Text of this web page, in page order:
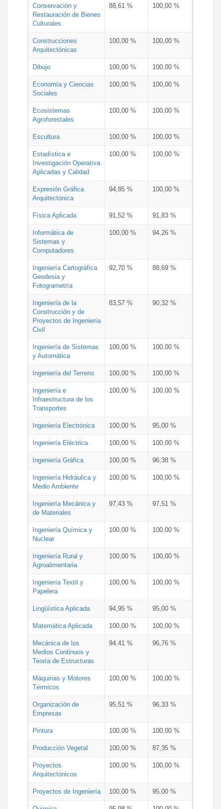
Conservación y
Restauración de Bienes
Culturales
88,61 % 100,00 %
Construcciones
Arquitectónicas
100,00 % 100,00 %
Dibujo 100,00 % 100,00 %
Economía y Ciencias
Sociales
100,00 % 100,00 %
Ecosistemas
Agroforestales
100,00 % 100,00 %
Escultura 100,00 % 100,00 %
Estadística e
Investigación Operativa
Aplicadas y Calidad
100,00 % 100,00 %
Expresión Gráfica
Arquitectónica
94,85 % 100,00 %
Física Aplicada 91,52 % 91,83 %
Informática de
Sistemas y
Computadores
100,00 % 94,26 %
Ingeniería Cartográfica
Geodesia y
Fotogrametría
92,70 % 88,69 %
Ingeniería de la
Construcción y de
Proyectos de Ingeniería
Civil
83,57 % 90,32 %
Ingeniería de Sistemas
y Automática
100,00 % 100,00 %
Ingeniería del Terreno 100,00 % 100,00 %
Ingeniería e
Infraestructura de los
Transportes
100,00 % 100,00 %
Ingeniería Electrónica 100,00 % 95,00 %
Ingeniería Eléctrica 100,00 % 100,00 %
Ingeniería Gráfica 100,00 % 96,38 %
Ingeniería Hidráulica y
Medio Ambiente
100,00 % 100,00 %
Ingeniería Mecánica y
de Materiales
97,43 % 97,51 %
Ingeniería Química y
Nuclear
100,00 % 100,00 %
Ingeniería Rural y
Agroalimentaria
100,00 % 100,00 %
Ingeniería Textil y
Papelera
100,00 % 100,00 %
Lingüística Aplicada 94,95 % 95,00 %
Matemática Aplicada 100,00 % 100,00 %
Mecánica de los
Medios Continuos y
Teoría de Estructuras
94,41 % 96,76 %
Máquinas y Motores
Térmicos
100,00 % 100,00 %
Organización de
Empresas
95,51 % 96,33 %
Pintura 100,00 % 100,00 %
Producción Vegetal 100,00 % 87,35 %
Proyectos
Arquitectónicos
100,00 % 100,00 %
Proyectos de Ingeniería 100,00 % 95,00 %